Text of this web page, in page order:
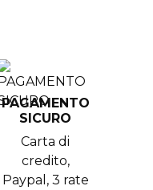
PAGAMENTO
SICURO
Carta di
credito,
Paypal, 3 rate